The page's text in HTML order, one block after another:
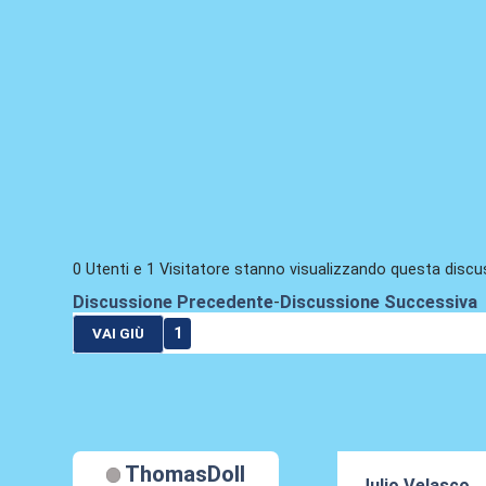
0 Utenti e 1 Visitatore stanno visualizzando questa
Discussione Precedente- Discussione Successiva
VAI GIÙ 1
ThomasDoll